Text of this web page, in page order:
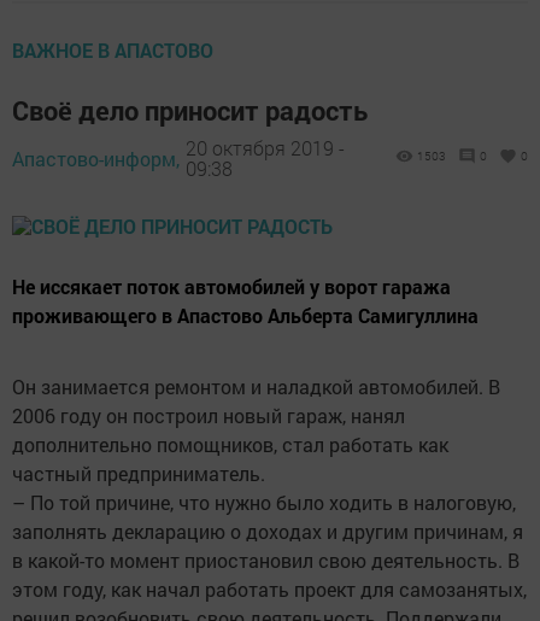
ВАЖНОЕ В АПАСТОВО
Своё дело приносит радость
Апастово-информ, 20 октября 2019 -
09:38
1503 0 0
Не иссякает поток автомобилей у ворот гаража
проживающего в Апастово Альберта Самигуллина
Он занимается ремонтом и наладкой автомобилей. В
2006 году он построил новый гараж, нанял
дополнительно помощников, стал работать как
частный предприниматель.
– По той причине, что нужно было ходить в налоговую,
заполнять декларацию о доходах и другим причинам, я
в какой-то момент приостановил свою деятельность. В
этом году, как начал работать проект для самозанятых,